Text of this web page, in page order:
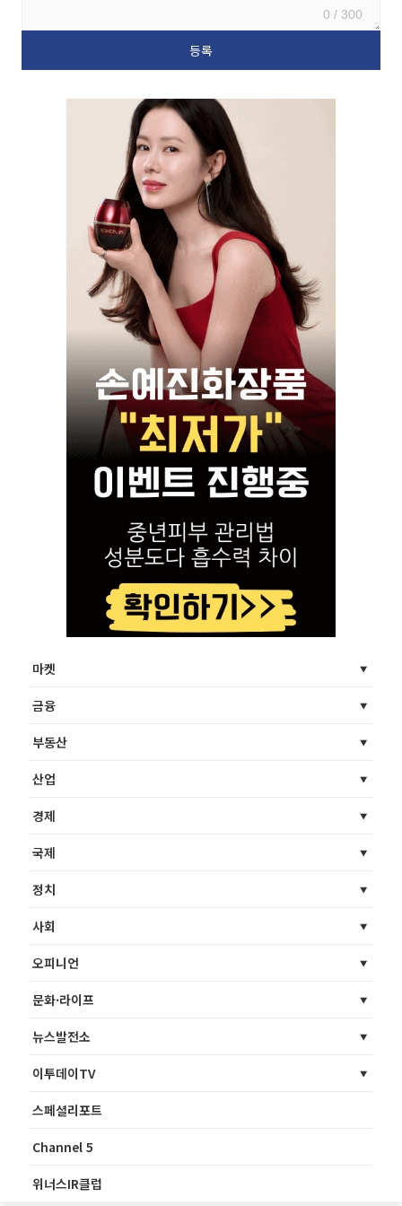
0 / 300
마켓
금융
부동산
산업
경제
국제
정치
사회
오피니언
문화·라이프
뉴스발전소
이투데이TV
스페셜리포트
Channel 5
위너스IR클럽